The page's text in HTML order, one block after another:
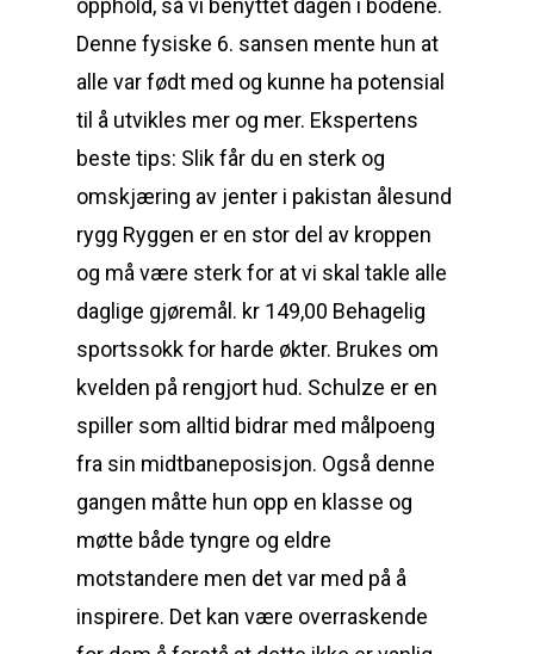
opphold, så vi benyttet dagen i bodene.
Denne fysiske 6. sansen mente hun at
alle var født med og kunne ha potensial
til å utvikles mer og mer. Ekspertens
beste tips: Slik får du en sterk og
omskjæring av jenter i pakistan ålesund
rygg Ryggen er en stor del av kroppen
og må være sterk for at vi skal takle alle
daglige gjøremål. kr 149,00 Behagelig
sportssokk for harde økter. Brukes om
kvelden på rengjort hud. Schulze er en
spiller som alltid bidrar med målpoeng
fra sin midtbaneposisjon. Også denne
gangen måtte hun opp en klasse og
møtte både tyngre og eldre
motstandere men det var med på å
inspirere. Det kan være overraskende